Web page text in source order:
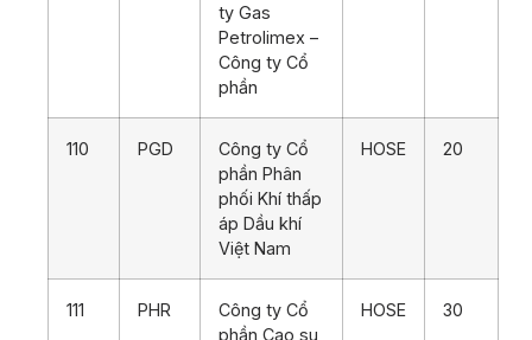
ty Gas
Petrolimex –
Công ty Cổ
phần
110 PGD
Công ty Cổ
phần Phân
phối Khí thấp
áp Dầu khí
Việt Nam
HOSE 20
111 PHR
Công ty Cổ
phần Cao su
HOSE 30